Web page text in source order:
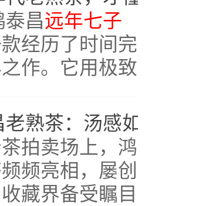
昌远年七子
经历了时间完
作。它用极致
了优质老熟茶
拍卖场上，鸿
频亮相，屡创
藏界备受瞩目